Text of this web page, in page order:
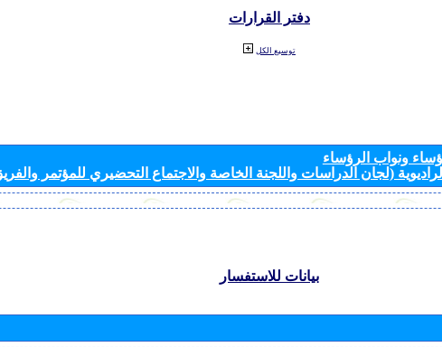
دفتر القرارات
توسيع الكل
ونواب الرؤساء
(لجان الدراسات واللجنة الخاصة والاجتماع التحضيري للمؤتمر
بيانات للاستفسار